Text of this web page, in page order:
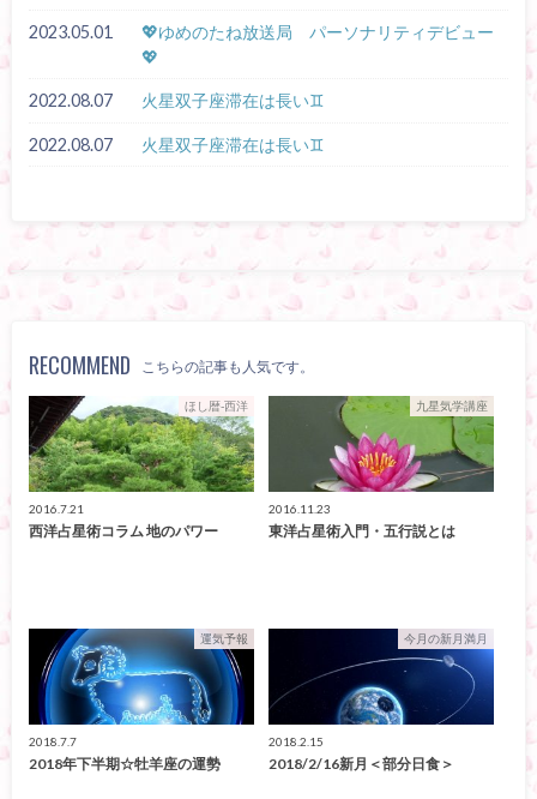
2023.05.01
💖ゆめのたね放送局 パーソナリティデビュー
💖
2022.08.07 火星双子座滞在は長い♊
2022.08.07 火星双子座滞在は長い♊
RECOMMEND こちらの記事も人気です。
ほし暦-西洋
2016.7.21
西洋占星術コラム 地のパワー
九星気学講座
2016.11.23
東洋占星術入門・五行説とは
運気予報
2018.7.7
2018年下半期☆牡羊座の運勢
今月の新月満月
2018.2.15
2018/2/16新月＜部分日食＞